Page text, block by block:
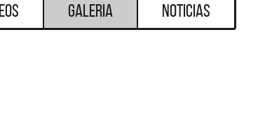
Galeria Noticias
DESTACADOS